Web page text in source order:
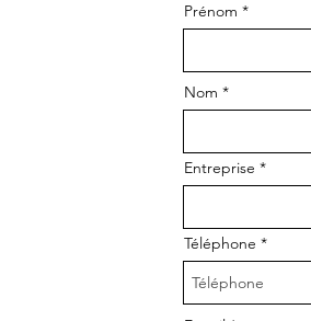
Prénom
Nom
Entreprise
Téléphone